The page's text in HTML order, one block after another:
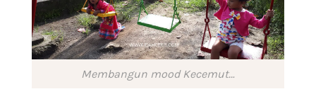
Membangun mood Kecemut…